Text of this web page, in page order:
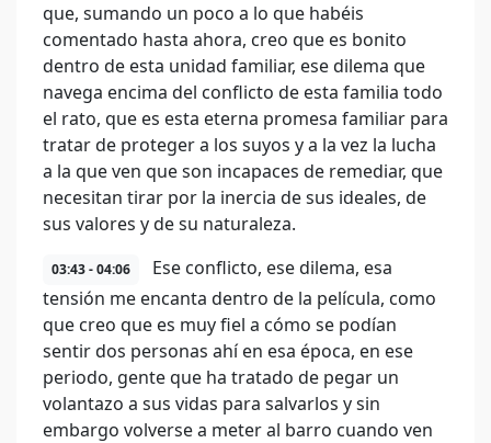
que, sumando un poco a lo que habéis
comentado hasta ahora, creo que es bonito
dentro de esta unidad familiar, ese dilema que
navega encima del conflicto de esta familia todo
el rato, que es esta eterna promesa familiar para
tratar de proteger a los suyos y a la vez la lucha
a la que ven que son incapaces de remediar, que
necesitan tirar por la inercia de sus ideales, de
sus valores y de su naturaleza.
03:43 - 04:06
Ese conflicto, ese dilema, esa
tensión me encanta dentro de la película, como
que creo que es muy fiel a cómo se podían
sentir dos personas ahí en esa época, en ese
periodo, gente que ha tratado de pegar un
volantazo a sus vidas para salvarlos y sin
embargo volverse a meter al barro cuando ven